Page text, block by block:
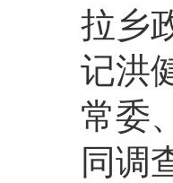
拉乡
记洪
常委
同调